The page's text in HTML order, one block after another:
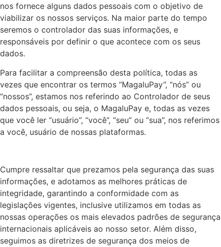
nos fornece alguns dados pessoais com o objetivo de
viabilizar os nossos serviços. Na maior parte do tempo
seremos o controlador das suas informações, e
responsáveis por definir o que acontece com os seus
dados.
Para facilitar a compreensão desta política, todas as
vezes que encontrar os termos “MagaluPay”, “nós” ou
“nossos”, estamos nos referindo ao Controlador de seus
dados pessoais, ou seja, o MagaluPay e, todas as vezes
que você ler “usuário”, “você”, “seu” ou “sua”, nos referimos
a você, usuário de nossas plataformas.
Cumpre ressaltar que prezamos pela segurança das suas
informações, e adotamos as melhores práticas de
integridade, garantindo a conformidade com as
legislações vigentes, inclusive utilizamos em todas as
nossas operações os mais elevados padrões de segurança
internacionais aplicáveis ao nosso setor. Além disso,
seguimos as diretrizes de segurança dos meios de